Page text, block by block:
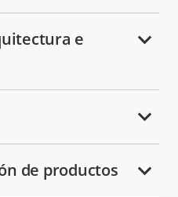
e
de productos